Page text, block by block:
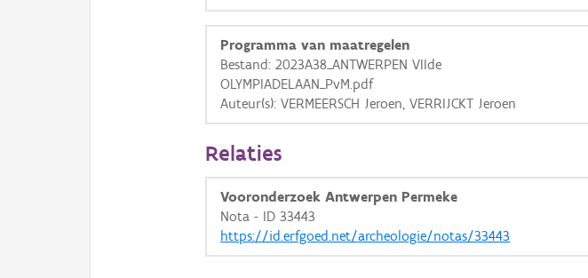
Basis Lagen
OSM-Basiskaart
Ortho
GRB-Basiskaart
GRB-Basiskaart in grijswaarden
Programma van maatregelen
Bestand: 2023A38_ANTWERPEN VIIde
OLYMPIADELAAN_PvM.pdf
Auteur(s): VERMEERSCH Jeroen, VERRIJCKT Jeroen
Relaties
Vooronderzoek Antwerpen Permeke
Nota - ID 33443
https://id.erfgoed.net/archeologie/notas/33443